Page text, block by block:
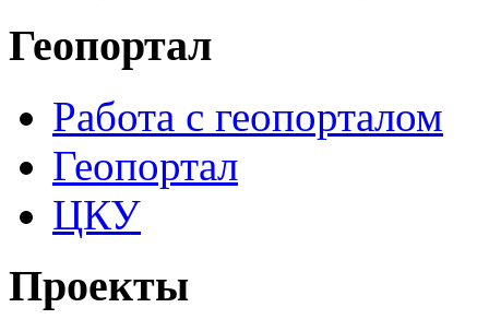
Геопортал
Работа с геопорталом
Геопортал
ЦКУ
Проекты